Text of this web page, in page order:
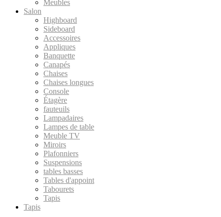
Meubles
Salon
Highboard
Sideboard
Accessoires
Appliques
Banquette
Canapés
Chaises
Chaises longues
Console
Étagère
fauteuils
Lampadaires
Lampes de table
Meuble TV
Miroirs
Plafonniers
Suspensions
tables basses
Tables d'appoint
Tabourets
Tapis
Tapis